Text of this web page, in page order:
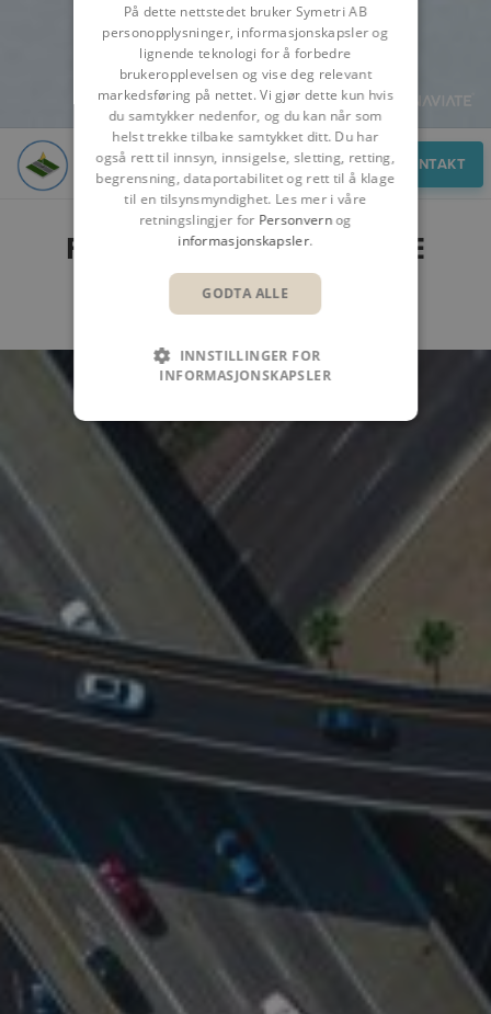
Funksjoner KONTAKT
FUNKSJONER I NAVIATE
TRAFFIC
På dette nettstedet bruker Symetri AB
personopplysninger, informasjonskapsler og
lignende teknologi for å forbedre
brukeropplevelsen og vise deg relevant
markedsføring på nettet. Vi gjør dette kun hvis
du samtykker nedenfor, og du kan når som
helst trekke tilbake samtykket ditt. Du har
også rett til innsyn, innsigelse, sletting, retting,
begrensning, dataportabilitet og rett til å klage
til en tilsynsmyndighet. Les mer i våre
retningslingjer for Personvernog
informasjonskapsler.
GODTA ALLE
INNSTILLINGER FOR
INFORMASJONSKAPSLER